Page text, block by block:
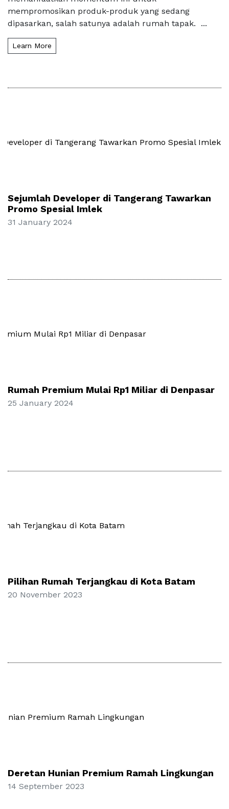
mempromosikan produk-produk yang sedang
dipasarkan, salah satunya adalah rumah tapak. ...
Learn More
Sejumlah Developer di Tangerang Tawarkan
Promo Spesial Imlek
31 January 2024
Rumah Premium Mulai Rp1 Miliar di Denpasar
25 January 2024
Pilihan Rumah Terjangkau di Kota Batam
20 November 2023
Deretan Hunian Premium Ramah Lingkungan
14 September 2023